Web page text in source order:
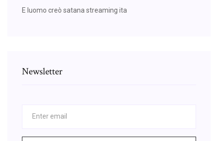
E luomo creò satana streaming ita
Newsletter